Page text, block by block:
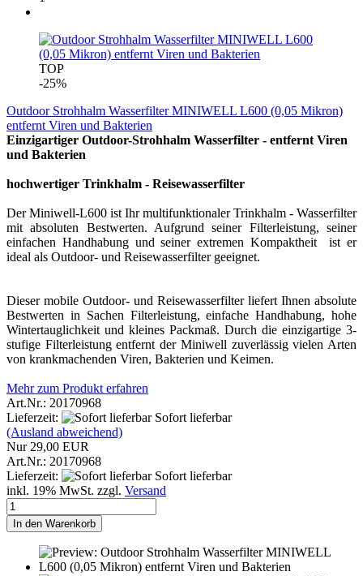
TOP
-25%
Outdoor Strohhalm Wasserfilter MINIWELL L600 (0,05 Mikron)
entfernt Viren und Bakterien
Einzigartiger Outdoor-Strohhalm Wasserfilter - entfernt Viren
und Bakterien
hochwertiger Trinkhalm - Reisewasserfilter
Der Miniwell-L600 ist Ihr multifunktionaler Trinkhalm - Wasserfilter
mit absoluten Bestwerten. Aufgrund seiner Filterleistung, seiner
einfachen Handhabung und seiner extremen Kompaktheit ist er
ideal als Outdoor- und Reisewasserfilter geeignet.
Dieser mobile Outdoor- und Reisewasserfilter liefert Ihnen absolute
Bestwerten in Sachen Filterleistung, einfache Handhabung, hohe
Wintertauglichkeit und kleines Packmaß. Durch die einzigartige 3-
stufige Filterleistung entfernt der Miniwell zuverlässig vielen Arten
von krankmachenden Viren, Bakterien und Keimen.
Mehr zum Produkt erfahren
Art.Nr.: 20170968
Lieferzeit:
Sofort lieferbar
(Ausland abweichend)
Nur 29,00 EUR
Art.Nr.: 20170968
Lieferzeit:
Sofort lieferbar
inkl. 19% MwSt. zzgl. Versand
In den Warenkorb